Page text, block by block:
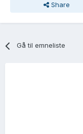
Share
Gå til emneliste